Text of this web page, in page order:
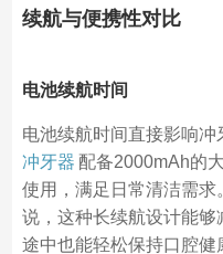
续航与便携性对比
电池续航时间
电池续航时间直接影响冲
冲牙器 配备2000mAh的
使用，满足日常清洁需
说，这种长续航设计能
途中也能轻松保持口腔健